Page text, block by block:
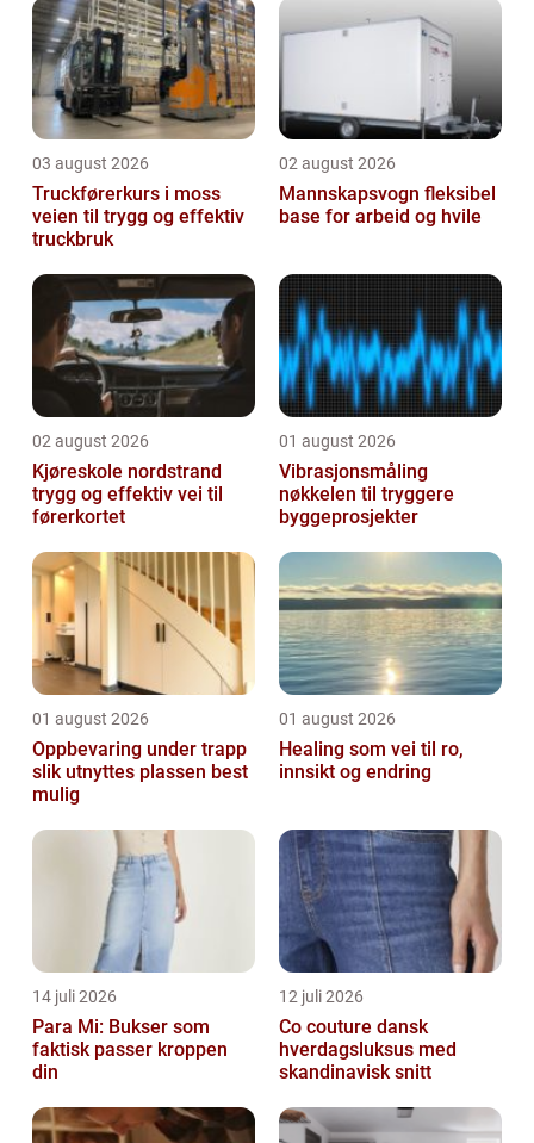
03 august 2026
Truckførerkurs i moss
veien til trygg og effektiv
truckbruk
02 august 2026
Mannskapsvogn fleksibel
base for arbeid og hvile
02 august 2026
Kjøreskole nordstrand
trygg og effektiv vei til
førerkortet
01 august 2026
Vibrasjonsmåling
nøkkelen til tryggere
byggeprosjekter
01 august 2026
Oppbevaring under trapp
slik utnyttes plassen best
mulig
01 august 2026
Healing som vei til ro,
innsikt og endring
14 juli 2026
Para Mi: Bukser som
faktisk passer kroppen
din
12 juli 2026
Co couture dansk
hverdagsluksus med
skandinavisk snitt